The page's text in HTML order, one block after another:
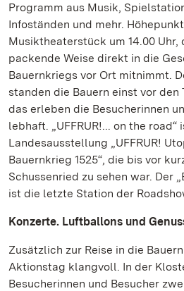
Programm aus Musik,
Infoständen und mehr.
Musiktheaterstück um 14.00 Uhr,
packende Weise direkt in die
Bauernkriegs vor Ort mitnimmt.
standen die Bauern einst vor den
das erleben die Besucherinnen
lebhaft. „UFFRUR!... on the
Landesausstellung „UFFRUR!
Bauernkrieg 1525“, die bis vor
Schussenried zu sehen war. Der
ist die letzte Station der
Konzerte. Luftballons und
Zusätzlich zur Reise in die
Aktionstag klangvoll. In der
Besucherinnen und Besucher